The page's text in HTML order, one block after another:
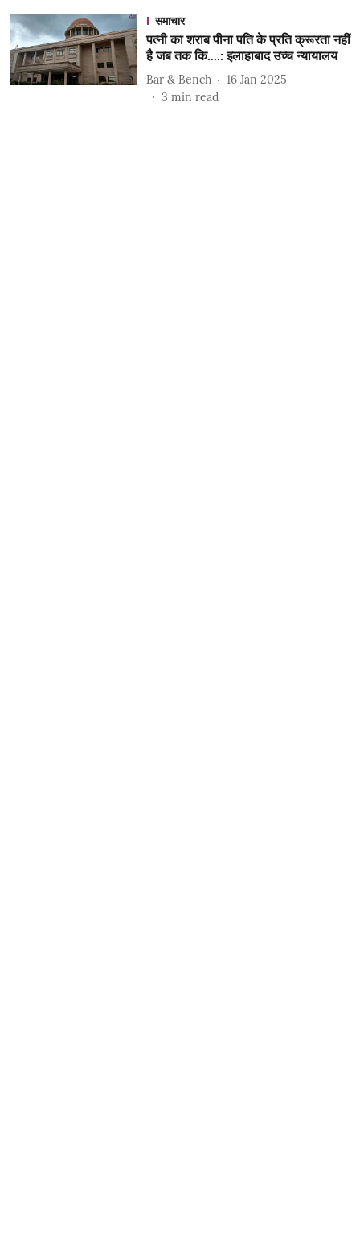
समाचार
पत्नी का शराब पीना पति के प्रति क्रूरता नहीं
है जब तक कि....: इलाहाबाद उच्च न्यायालय
Bar & Bench
16 Jan 2025
3 min read